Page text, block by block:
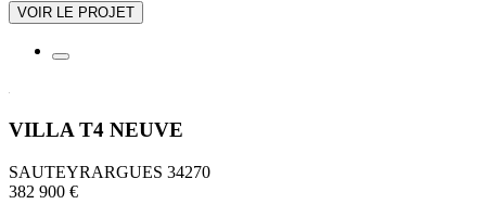
VOIR LE PROJET
VILLA T4 NEUVE
SAUTEYRARGUES 34270
382 900 €